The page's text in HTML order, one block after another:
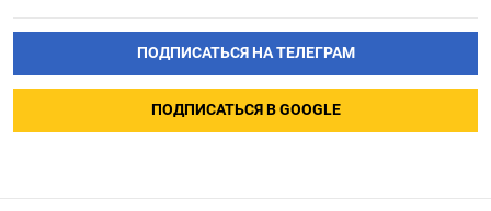
ПОДПИСАТЬСЯ НА ТЕЛЕГРАМ
ПОДПИСАТЬСЯ В GOOGLE